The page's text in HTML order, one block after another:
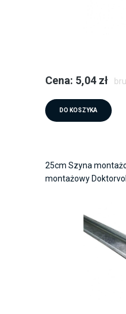
Cena: 5,04 zł
DO KOSZYKA
25cm Szyna
montażowy